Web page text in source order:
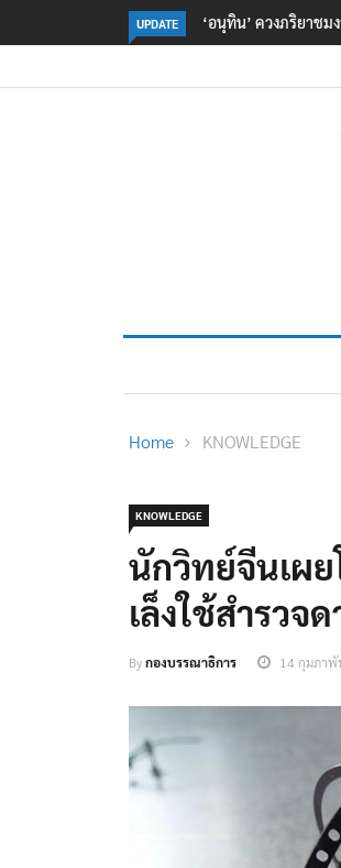
UPDATE
ศิลปาชีพ ประทีปไทยวันแรก ลอรีอัลโชว์ผลประกอ
2.3 หมื่นล้านยูโร คว้า
Home KNOWLEDGE
KNOWLEDGE
นักวิทย์จีนเผย
เล็งใช้สำรวจ
Byกองบรรณาธิการ 14 กุมภาพั